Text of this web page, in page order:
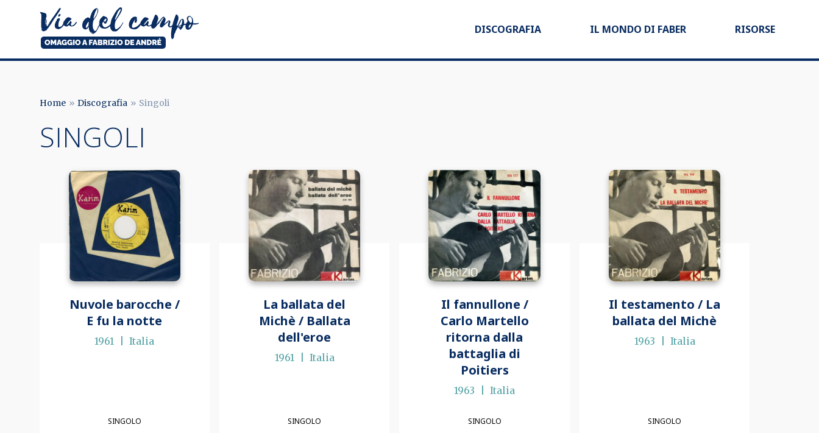
contenuto
principale
Via
campo
DISCOGRAFIA IL MONDO DI FABER RISORSE
DI
Home Discografia Singoli
SINGOLI
Nuvole barocche /
E fu la notte
1961 Italia
SINGOLO
La ballata del
Michè / Ballata
dell'eroe
1961 Italia
SINGOLO
Il fannullone /
Carlo Martello
ritorna dalla
battaglia di
Poitiers
1963 Italia
SINGOLO
Il testamento / La
ballata del Michè
1963 Italia
SINGOLO